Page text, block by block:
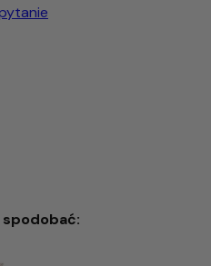
spodobać: